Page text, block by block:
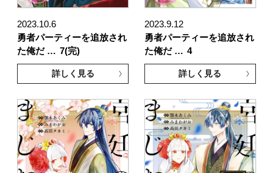
2023.10.6
勇者パーティーを追放され
た俺だ … 7(完)
詳しく見る
2023.9.12
勇者パーティーを追放され
た俺だ … 4
詳しく見る